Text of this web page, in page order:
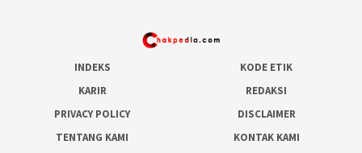
INDEKS
KODE ETIK
KARIR
REDAKSI
PRIVACY POLICY
DISCLAIMER
TENTANG KAMI
KONTAK KAMI